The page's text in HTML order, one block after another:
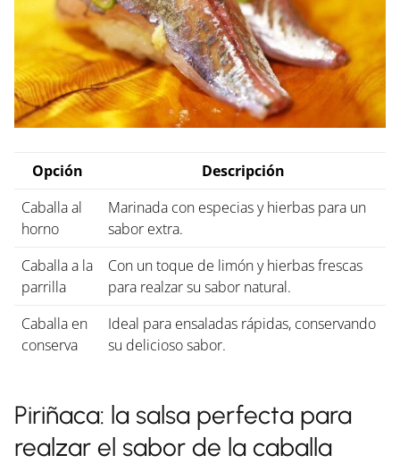
Opción
Descripción
Caballa al
horno
Marinada con especias y hierbas para un
sabor extra.
Caballa a la
parrilla
Con un toque de limón y hierbas frescas
para realzar su sabor natural.
Caballa en
conserva
Ideal para ensaladas rápidas, conservando
su delicioso sabor.
Piriñaca: la salsa perfecta para
realzar el sabor de la caballa